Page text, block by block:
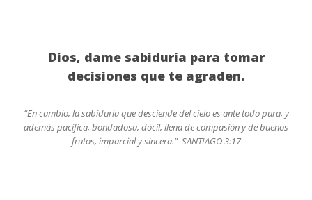
Dios, dame sabiduría para tomar
decisiones que te agraden.
“En cambio, la sabiduría que desciende del cielo es ante todo pura, y
además pacífica, bondadosa, dócil, llena de compasión y de buenos
frutos, imparcial y sincera.” SANTIAGO 3:17